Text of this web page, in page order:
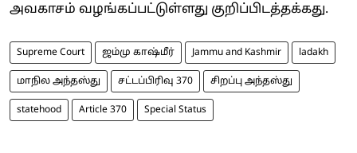
அவகாசம் வழங்கப்பட்டுள்ளது குறிப்பிடத்தக்கது.
Supreme Court ஜம்மு காஷ்மீர் Jammu and Kashmir ladakh
மாநில அந்தஸ்து சட்டப்பிரிவு 370 சிறப்பு அந்தஸ்து
statehood Article 370 Special Status